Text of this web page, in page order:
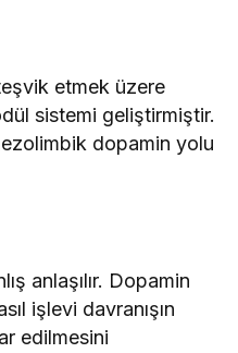
etmek üzere
sistemi geliştirmiştir.
dopamin yolu
anlaşılır. Dopamin
işlevi davranışın
edilmesini